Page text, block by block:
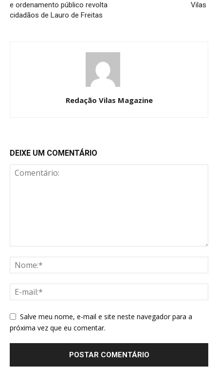
e ordenamento público revolta
cidadãos de Lauro de Freitas
Vilas
Redação Vilas Magazine
DEIXE UM COMENTÁRIO
Salve meu nome, e-mail e site neste navegador para a
próxima vez que eu comentar.